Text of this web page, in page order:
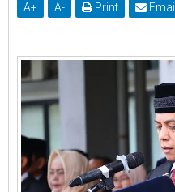
A+ A- Print Email